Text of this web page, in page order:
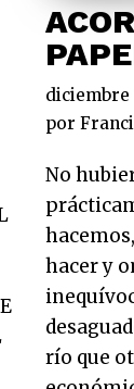
diciembre
por
No
hacer y
río que